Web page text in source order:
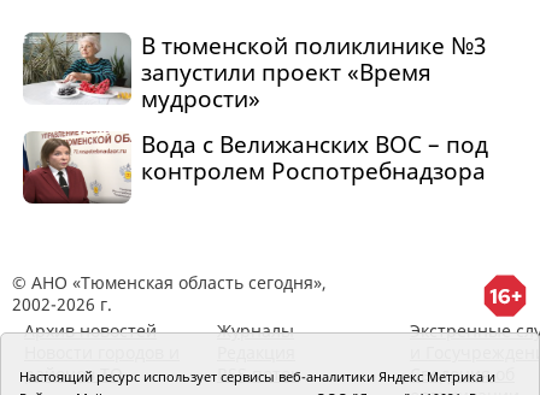
В тюменской поликлинике №3
запустили проект «Время
мудрости»
Вода с Велижанских ВОС – под
контролем Роспотребнадзора
© АНО «Тюменская область сегодня»,
2002-2026 г.
Архив новостей
районов ТО
Журналы
RSS поток
Экстренные
Сведения об
Настоящий ресурс использует сервисы веб-аналитики Яндекс Метрика и